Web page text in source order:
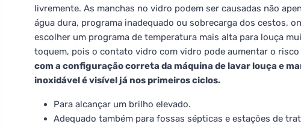
livremente. As manchas no vidro podem ser causadas não
água dura, programa inadequado ou sobrecarga dos cestos,
escolher um programa de temperatura mais alta para louça
toquem, pois o contato vidro com vidro pode aumentar o risco
com a configuração correta da máquina de lavar louça e
inoxidável é visível já nos primeiros ciclos.
Para alcançar um brilho elevado.
Adequado também para fossas sépticas e estações de